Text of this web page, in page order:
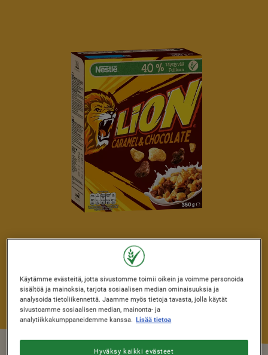
Jaa tämä ystäviesi kanssa
Käytämme evästeitä, jotta sivustomme toimii oikein ja voimme personoida
sisältöä ja mainoksia, tarjota sosiaalisen median ominaisuuksia ja
analysoida tietoliikennettä. Jaamme myös tietoja tavasta, jolla käytät
sivustoamme sosiaalisen median, mainonta- ja
analytiikkakumppaneidemme kanssa. Lisää tietoa
Hyväksy kaikki evästeet